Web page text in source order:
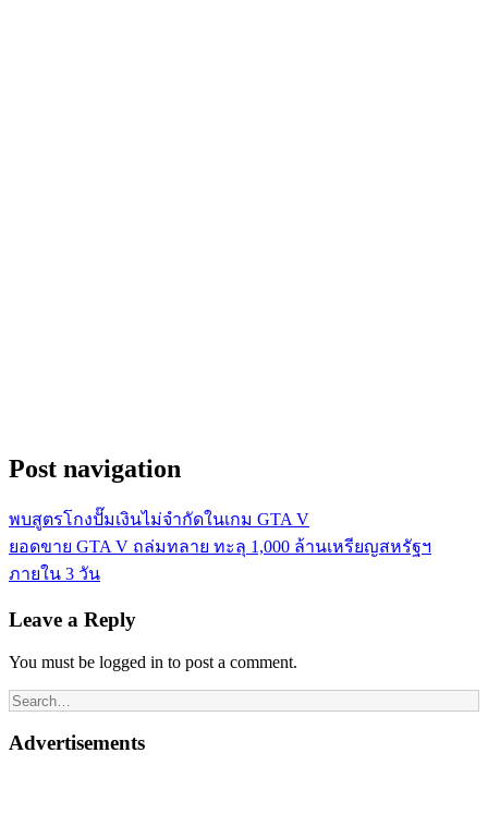
Post navigation
พบสูตรโกงปั๊มเงินไม่จำกัดในเกม GTA V
ยอดขาย GTA V ถล่มทลาย ทะลุ 1,000 ล้านเหรียญสหรัฐฯ
ภายใน 3 วัน
Leave a Reply
You must be logged in to post a comment.
Advertisements